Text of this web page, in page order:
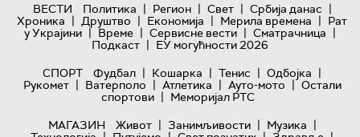
ВЕСТИ Политика | Регион | Свет | Србија данас |
Хроника | Друштво | Економија | Мерила времена | Рат
у Украјини | Време | Сервисне вести | Сматрачница |
Подкаст | ЕУ могућности 2026
СПОРТ
Фудбал | Кошарка | Тенис | Одбојка |
Рукомет | Ватерполо | Атлетика | Ауто-мото | Остали
спортови | Меморијал РТС
МАГАЗИН
Живот | Занимљивости | Музика |